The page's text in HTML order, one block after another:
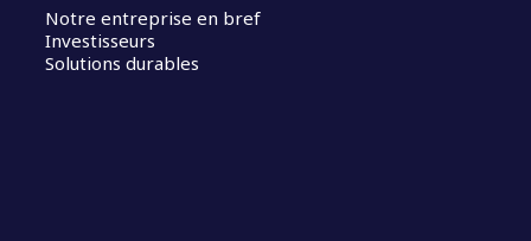
Notre entreprise en bref
Investisseurs
Solutions durables